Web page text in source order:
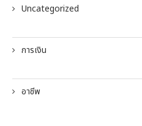
Uncategorized
การเงิน
อาชีพ